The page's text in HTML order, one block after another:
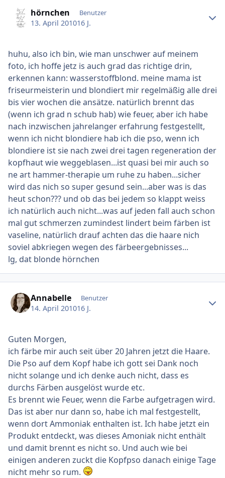
hörnchen Benutzer
13. April 201016 J.
huhu, also ich bin, wie man unschwer auf meinem
foto, ich hoffe jetz is auch grad das richtige drin,
erkennen kann: wasserstoffblond. meine mama ist
friseurmeisterin und blondiert mir regelmäßig alle drei
bis vier wochen die ansätze. natürlich brennt das
(wenn ich grad n schub hab) wie feuer, aber ich habe
nach inzwischen jahrelanger erfahrung festgestellt,
wenn ich nicht blondiere hab ich die pso, wenn ich
blondiere ist sie nach zwei drei tagen regeneration der
kopfhaut wie weggeblasen...ist quasi bei mir auch so
ne art hammer-therapie um ruhe zu haben...sicher
wird das nich so super gesund sein...aber was is das
heut schon??? und ob das bei jedem so klappt weiss
ich natürlich auch nicht...was auf jeden fall auch schon
mal gut schmerzen zumindest lindert beim färben ist
vaseline, natürlich drauf achten das die haare nich
soviel abkriegen wegen des färbeergebnisses...
lg, dat blonde hörnchen
Annabelle Benutzer
14. April 201016 J.
Guten Morgen,
ich färbe mir auch seit über 20 Jahren jetzt die Haare.
Die Pso auf dem Kopf habe ich gott sei Dank noch
nicht solange und ich denke auch nicht, dass es
durchs Färben ausgelöst wurde etc.
Es brennt wie Feuer, wenn die Farbe aufgetragen wird.
Das ist aber nur dann so, habe ich mal festgestellt,
wenn dort Ammoniak enthalten ist. Ich habe jetzt ein
Produkt entdeckt, was dieses Amoniak nicht enthält
und damit brennt es nicht so. Und auch wie bei
einigen anderen zuckt die Kopfpso danach einige Tage
nicht mehr so rum.